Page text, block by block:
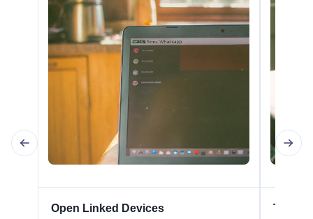
Open Linked Devices Tap